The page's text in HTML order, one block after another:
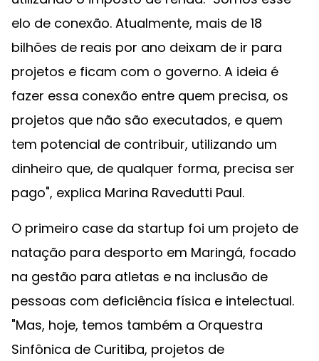
elo de conexão. Atualmente, mais de 18
bilhões de reais por ano deixam de ir para
projetos e ficam com o governo. A ideia é
fazer essa conexão entre quem precisa, os
projetos que não são executados, e quem
tem potencial de contribuir, utilizando um
dinheiro que, de qualquer forma, precisa ser
pago", explica Marina Ravedutti Paul.
O primeiro case da startup foi um projeto de
natação para desporto em Maringá, focado
na gestão para atletas e na inclusão de
pessoas com deficiência física e intelectual.
"Mas, hoje, temos também a Orquestra
Sinfônica de Curitiba, projetos de